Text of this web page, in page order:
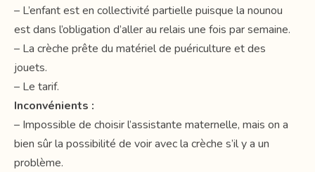
– L’enfant est en collectivité partielle puisque la nounou
est dans l’obligation d’aller au relais une fois par semaine.
– La crèche prête du matériel de puériculture et des
jouets.
– Le tarif.
Inconvénients :
– Impossible de choisir l’assistante maternelle, mais on a
bien sûr la possibilité de voir avec la crèche s’il y a un
problème.